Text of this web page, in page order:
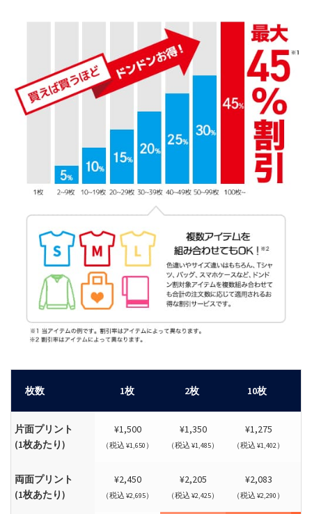
枚数 1枚 2枚 10枚
片面プリント
(1枚あたり)
¥1,500
（税込 ¥1,650）
¥1,350
（税込 ¥1,485）
¥1,275
（税込 ¥1,402）
両面プリント
(1枚あたり)
¥2,450
（税込 ¥2,695）
¥2,205
（税込 ¥2,425）
¥2,083
（税込 ¥2,290）